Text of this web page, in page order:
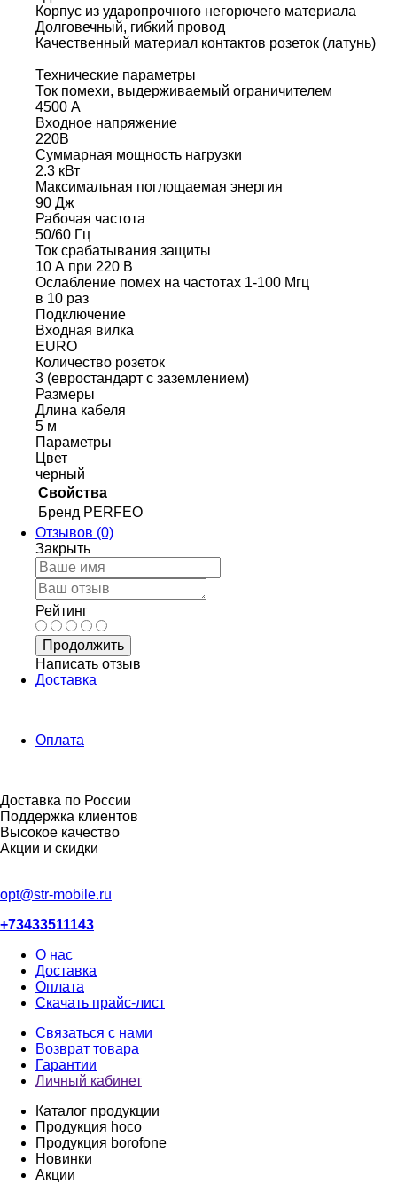
Корпус из ударопрочного негорючего материала
Долговечный, гибкий провод
Качественный материал контактов розеток (латунь)
Технические параметры
Ток помехи, выдерживаемый ограничителем
4500 А
Входное напряжение
220В
Суммарная мощность нагрузки
2.3 кВт
Максимальная поглощаемая энергия
90 Дж
Рабочая частота
50/60 Гц
Ток срабатывания защиты
10 А при 220 В
Ослабление помех на частотах 1-100 Мгц
в 10 раз
Подключение
Входная вилка
EURO
Количество розеток
3 (евростандарт с заземлением)
Размеры
Длина кабеля
5 м
Параметры
Цвет
черный
Свойства
Бренд PERFEO
Отзывов (0)
Закрыть
Рейтинг
Продолжить
Написать отзыв
Доставка
Оплата
Доставка по России
Поддержка клиентов
Высокое качество
Акции и скидки
opt@str-mobile.ru
+73433511143
О нас
Доставка
Оплата
Скачать прайс-лист
Связаться с нами
Возврат товара
Гарантии
Личный кабинет
Каталог продукции
Продукция hoco
Продукция borofone
Новинки
Акции